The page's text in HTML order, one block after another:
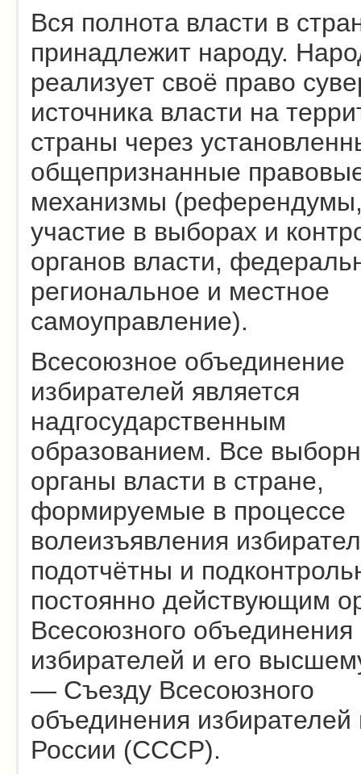
Вся полнота власти в
принадлежит народу.
реализует своё право
источника власти на
страны через
общепризнанные
механизмы
участие в выборах и
органов власти,
региональное и местное
самоуправление).
Всесоюзное объединение
избирателей является
надгосударственным
образованием. Все
органы власти в стране,
формируемые в процессе
волеизъявления
подотчётны и
постоянно действующим
Всесоюзного объединения
избирателей и его
— Съезду Всесоюзного
объединения избирателей
России (СССР).